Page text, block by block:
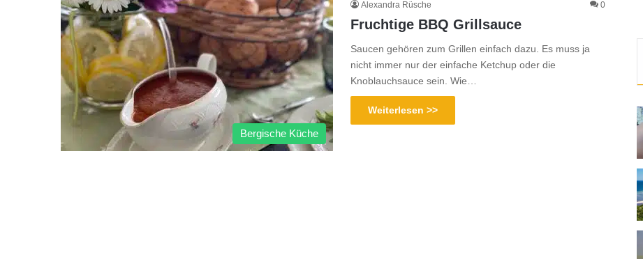
Bergische Küche
Alexandra Rüsche 0
Fruchtige BBQ Grillsauce
Saucen gehören zum Grillen einfach dazu. Es muss ja
nicht immer nur der einfache Ketchup oder die
Knoblauchsauce sein. Wie…
Weiterlesen >>